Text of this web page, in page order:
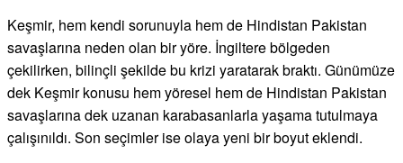
Keşmir, hem kendi sorunuyla hem de Hindistan Pakistan
savaşlarına neden olan bir yöre. İngiltere bölgeden
çekilirken, bilinçli şekilde bu krizi yaratarak braktı. Günümüze
dek Keşmir konusu hem yöresel hem de Hindistan Pakistan
savaşlarına dek uzanan karabasanlarla yaşama tutulmaya
çalışınıldı. Son seçimler ise olaya yeni bir boyut eklendi.